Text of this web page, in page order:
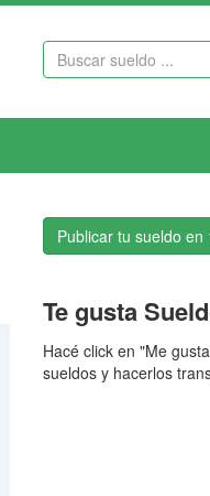
Publicar tu sueldo en
Te gusta
Hacé click en "Me
sueldos y hacerlos